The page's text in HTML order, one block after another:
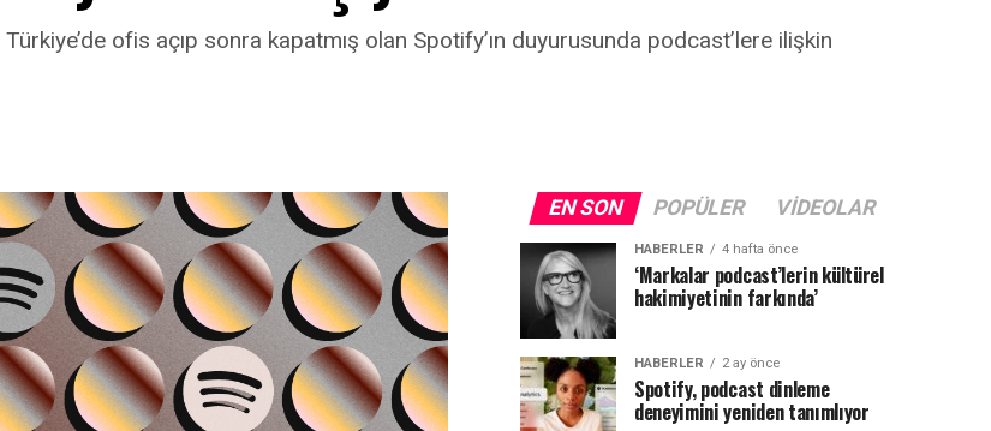
ofis açıp sonra kapatmış olan Spotify’ın duyurusunda podcast’lere ilişkin
EN SON POPÜLER VIDEOLAR
HABERLER 4 hafta önce
‘Markalar podcast’lerin kültürel
hakimiyetinin farkında’
HABERLER 2 ay önce
Spotify, podcast dinleme
deneyimini yeniden tanımlıyor